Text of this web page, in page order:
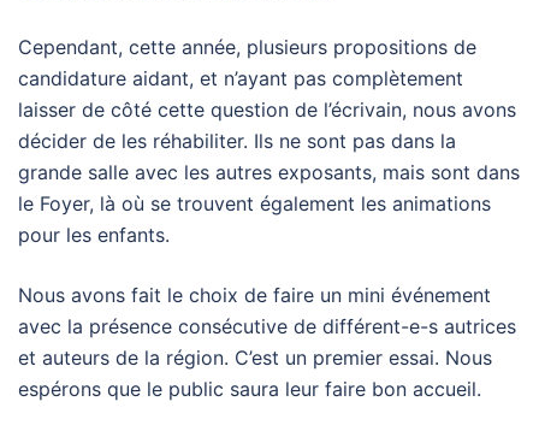
Cependant, cette année, plusieurs propositions de
candidature aidant, et n’ayant pas complètement
laisser de côté cette question de l’écrivain, nous avons
décider de les réhabiliter. Ils ne sont pas dans la
grande salle avec les autres exposants, mais sont dans
le Foyer, là où se trouvent également les animations
pour les enfants.
Nous avons fait le choix de faire un mini événement
avec la présence consécutive de différent-e-s autrices
et auteurs de la région. C’est un premier essai. Nous
espérons que le public saura leur faire bon accueil.